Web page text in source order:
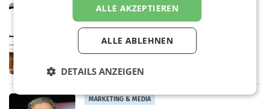
MARKETING & MEDIA
Pilnacek-U-Ausschuss - Presserat
fordert sensible Berichterstattung
WIEN Der Presserat fordert Medienvertreter
dazu auf, im U-Ausschuss zu den
Ermittlungen rund um das Ableben des Ex-
MARKETING & MEDIA
ALLE AKZEPTIEREN
ALLE ABLEHNEN
DETAILS ANZEIGEN